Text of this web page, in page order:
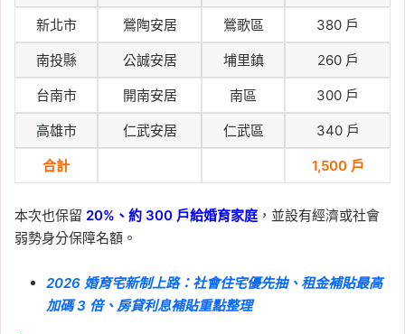
新北市 鶯陶安居 鶯歌區 380 戶
南投縣 公誠安居 埔里鎮 260 戶
台南市 開南安居 南區 300 戶
高雄市 仁武安居 仁武區 340 戶
合計 1,500 戶
本次也保留 20%、約 300 戶給婚育家庭 ，並設有經濟或社會
弱勢身分保障名額。
2026 婚育宅新制上路：社會住宅優先抽、租金補貼最高
加碼 3 倍、房貸利息補貼重點整理